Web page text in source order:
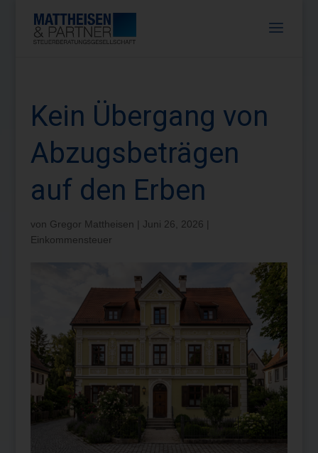
Kein Übergang von
Abzugsbeträgen
auf den Erben
von Gregor Mattheisen Juni 26, 2026
Einkommensteuer